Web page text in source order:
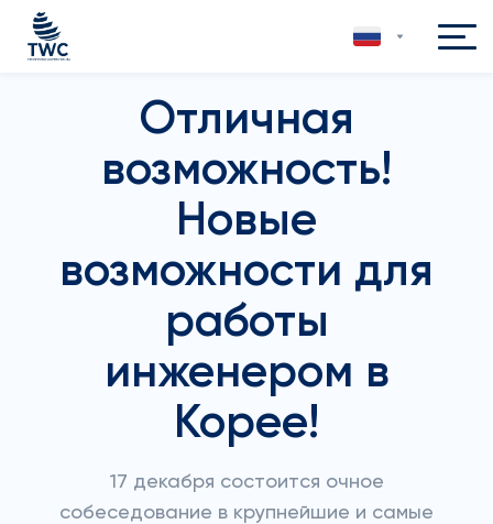
Отличная
возможность!
Новые
возможности для
работы
инженером в
Корее!
17 декабря состоится очное
собеседование в крупнейшие и самые